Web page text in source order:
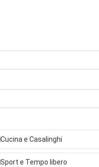
Cucina e Casalinghi
Sport e Tempo libero